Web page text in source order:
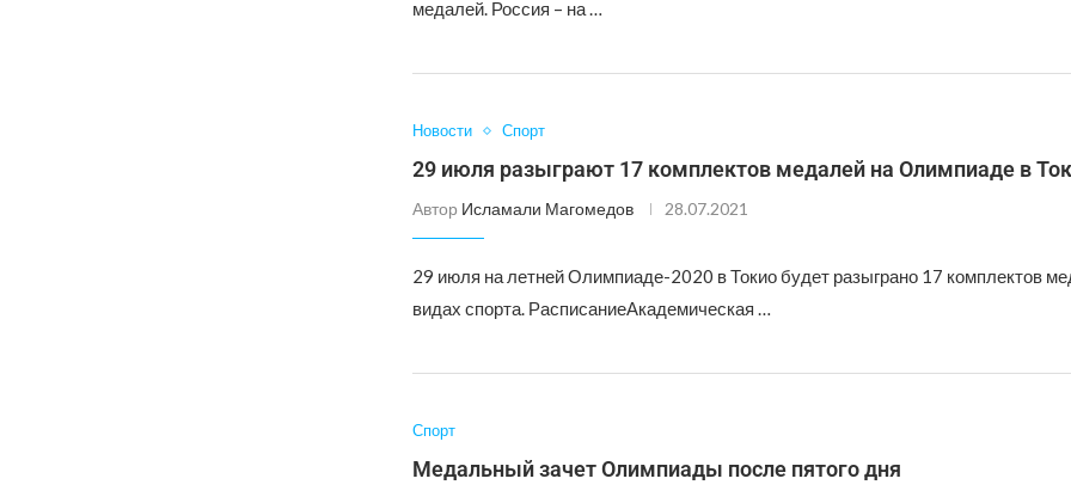
медалей. Россия – на …
Новости Спорт
29 июля разыграют 17 комплектов медалей на Олимпиаде в
Автор Исламали Магомедов 28.07.2021
29 июля на летней Олимпиаде-2020 в Токио будет разыграно 17 комплектов
видах спорта. РасписаниеАкадемическая …
Спорт
Медальный зачет Олимпиады после пятого дня